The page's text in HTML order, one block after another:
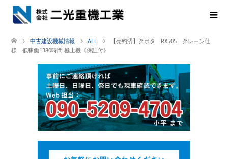
中古建設機械情報 ALL
【売約済】クボタ RX505 クレーン仕
様 低稼働1380時間 極上機《保証付》